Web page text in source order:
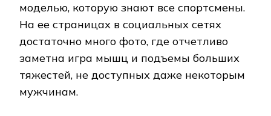
моделью, которую знают все спортсмены.
На ее страницах в социальных сетях
достаточно много фото, где отчетливо
заметна игра мышц и подъемы больших
тяжестей, не доступных даже некоторым
мужчинам.